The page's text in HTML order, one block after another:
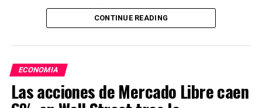
for sale,homes,housing,mortgage rates,new
contruction
ADVERTISEMENT
fue el Tesoro el que intervino con ventas puntuales en
con la intención de fijar un hito para el
CONTINUE READING
ECONOMIA
Las acciones de Mercado Libre caen